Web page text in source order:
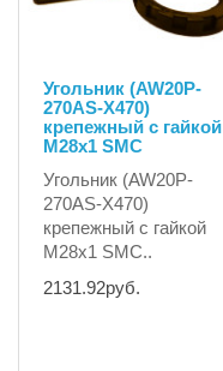
Угольник (AW20P-
270AS-X470)
крепежный с гайкой
М28х1 SMC
Угольник (AW20P-
270AS-X470)
крепежный с гайкой
М28х1 SMC..
2131.92руб.